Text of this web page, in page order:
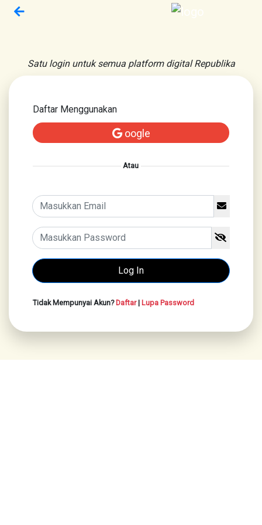
Satu login untuk semua platform digital Republika
Daftar Menggunakan
oogle
Atau
Tidak Mempunyai Akun?Daftar| Lupa Password